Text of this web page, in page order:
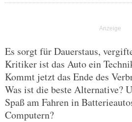
Es sorgt für Dauerstaus,
Kritiker ist das Auto ein
Kommt jetzt das Ende des
Was ist die beste Alternative?
Spaß am Fahren in
Computern?